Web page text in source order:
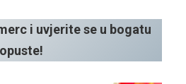
i uvjerite se u bogatu